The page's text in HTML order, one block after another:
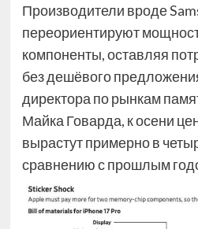
Производители вроде
переориентируют
компоненты, оставляя
без дешёвого
директора по рынкам
Майка Говарда, к осени
вырастут примерно в
сравнению с прошлым